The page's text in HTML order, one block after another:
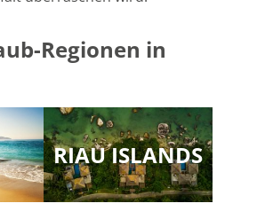
Regionen in
RIAU ISLANDS